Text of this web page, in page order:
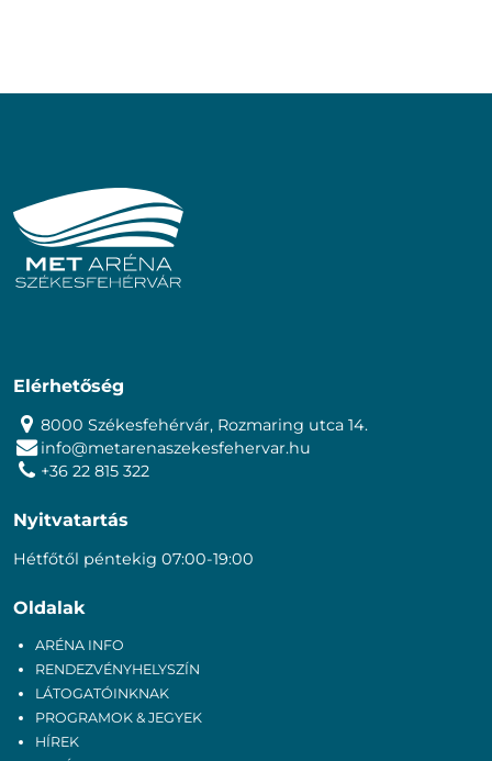
Elérhetőség
8000 Székesfehérvár, Rozmaring utca 14.
info@metarenaszekesfehervar.hu
+36 22 815 322
Nyitvatartás
Hétfőtől péntekig 07:00-19:00
Oldalak
ARÉNA INFO
RENDEZVÉNYHELYSZÍN
LÁTOGATÓINKNAK
PROGRAMOK & JEGYEK
HÍREK